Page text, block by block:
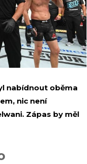
nabídnout oběma
nic není
Zápas by měl